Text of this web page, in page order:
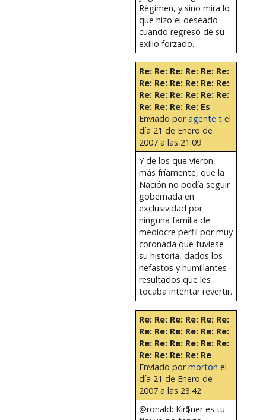
Régimen, y sino mira lo
que hizo el deseado
cuando regresó de su
exilio forzado.
Re: Re: Re: Re: Re: Re:
Re: Re: Re: Re: Re: Re:
Re: Re: Re: Re: Re: Re:
Re: Re: Re: Re: Es
Enviado poragente tel
día 21 de Enero de
2007 a las 21:09
Y de los que vieron,
más fríamente, que la
Nación no podía seguir
gobernada en
exclusividad por
ninguna familia de
mediocre perfil por muy
coronada que tuviese
su historia, dados los
nefastos y humillantes
resultados que les
tocaba intentar revertir.
Re: Re: Re: Re: Re: Re:
Re: Re: Re: Re: Re: Re:
Re: Re: Re: Re: Re: Re:
Re: Re: Re: Re: Re
Enviado pormorton el
día 21 de Enero de
2007 a las 23:42
@ronald: Kir$ner es tu